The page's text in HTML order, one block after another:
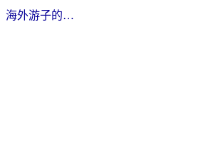
穿梭和松果哪个好？海外游子的数字归乡路，到底该怎么选